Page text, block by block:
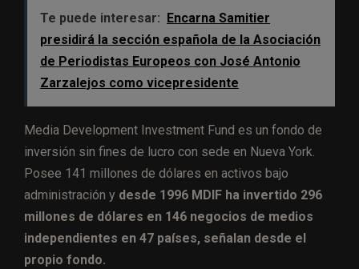
Te puede interesar:
Encarna Samitier
presidirá la sección española de la Asociación
de Periodistas Europeos con José Antonio
Zarzalejos como vicepresidente
Media Development Investment Fund es un fondo de
inversión sin fines de lucro con sede en Nueva York.
Posee 141 millones de dólares en activos bajo
administración y desde 1996 MDIF ha invertido 296
millones de dólares en 146 negocios de medios
independientes en 47 países, señalan desde el
propio fondo.